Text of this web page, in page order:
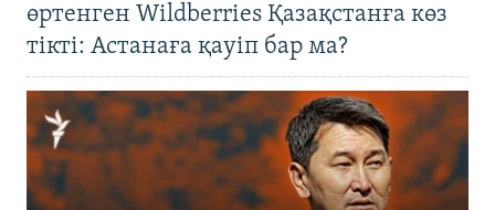
өртенген Wildberries Қазақстанға көз
тікті: Астанаға қауіп бар ма?